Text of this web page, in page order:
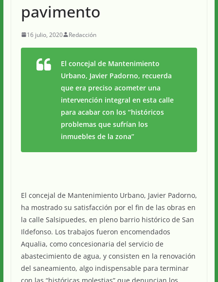
pavimento
16 julio, 2020 Redacción
El concejal de Mantenimiento
Urbano, Javier Padorno, recuerda
que era preciso acometer una
intervención integral en esta calle
para acabar con los “históricos
problemas que sufrían los
inmuebles de la zona”
El concejal de Mantenimiento Urbano, Javier Padorno,
ha mostrado su satisfacción por el fin de las obras en
la calle Salsipuedes, en pleno barrio histórico de San
Ildefonso. Los trabajos fueron encomendados
Aqualia, como concesionaria del servicio de
abastecimiento de agua, y consisten en la renovación
del saneamiento, algo indispensable para terminar